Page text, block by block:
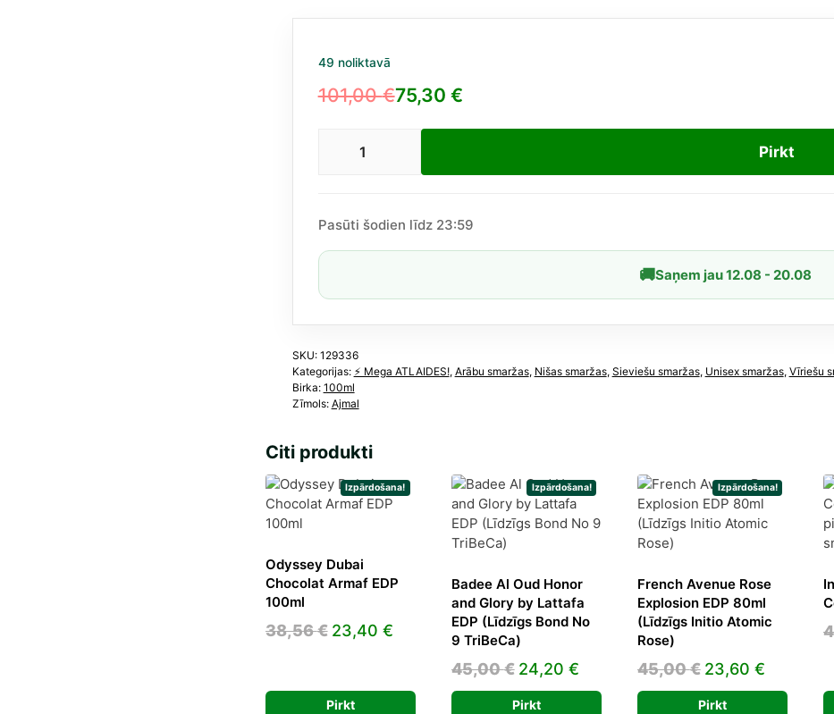
49 noliktavā
101,00€
Original
75,30 €
Current
EDP
Pirkt
Pasūti šodien līdz 23:59
🚚Saņem jau 12.08 - 20.08
SKU: 129336
Kategorijas: ⚡️ Mega ATLAIDES!, Arābu smaržas, Nišas smaržas, Sieviešu smaržas, Unisex smaržas, Vīriešu
Birka: 100ml
Zīmols: Ajmal
Citi produkti
Izpārdošana!
Odyssey Dubai
Chocolat Armaf EDP
100ml
38,56€ Original
38,56 €.
23,40 €Current
Pirkt
Izpārdošana!
Badee Al Oud Honor
and Glory by Lattafa
EDP (Līdzīgs Bond No
9 TriBeCa)
45,00€ Original
price
24,20 €Current
price
Pirkt
Izpārdošana!
French Avenue Rose
Explosion EDP 80ml
(Līdzīgs Initio Atomic
Rose)
45,00€ Original
price
23,60 €Current
price
Pirkt